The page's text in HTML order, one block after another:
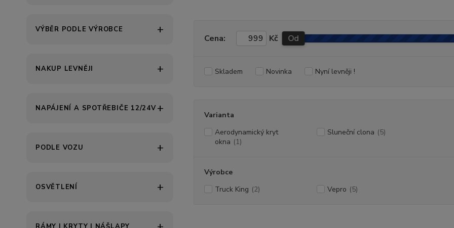
VÝBĚR PODLE VÝROBCE
NAKUP LEVNĚJI
NAPÁJENÍ A SPOTŘEBIČE 12/24V
PODLE VOZU
OSVĚTLENÍ
Cena: Kč Od
Skladem Novinka Nyní levněji !
Varianta
Aerodynamický kryt
okna (1)
Sluneční clona (5)
Výrobce
Truck King (2) Vepro (5)